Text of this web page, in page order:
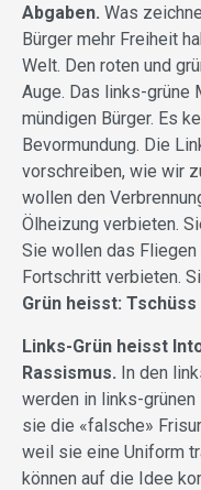
Abgaben. Was
Bürger mehr Freiheit
Welt. Den roten und
Auge. Das links-grüne
mündigen Bürger. Es
Bevormundung. Die
vorschreiben, wie wir
wollen den
Ölheizung verbieten.
Sie wollen das
Fortschritt verbieten.
Grün heisst:
Links-Grün heisst
Rassismus. In den
werden in links-
sie die «falsche»
weil sie eine Uniform
können auf die Idee